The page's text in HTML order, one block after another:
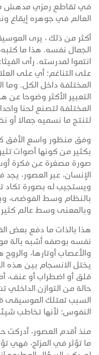
في تقاطع رمزي مدهش
العالم في جوهره إيقاع
أكثر من ذلك ، يرى
الجمال نفسه. هذا ما
انتموا لمدرسته. رأى
على التناغم؛ أي على
المختلفة داخل الكل.
التعبير الأكثر وضوحا عن
المختلفة لتصنع لحنا
لتنتج ما نسميه جمالا أو
وفق منظور واسع الأفق
بكثير من كونها أصوات
صورة مصغرة عن فكرة
الإنسان، عبر العصور،
ويستجيب له بصورة تكاد
بالنظام وسط الفوضى،
وبالمعنى وسط عالم كثير
هذا بالذات ما دفع بعض
نفسه بوصفه أشبه بآلة
والأعصاب أوتارها،
يختل الانسجام بين هذه
قلق أو اضطراب أو عنف،
حالة من التوازن الداخلي
السبب تمتلك الموسيقى
النفوس؛ لأنها تخاطب
منذ أقدم العصور، أدركت
ما تؤثر في المزاج، فهي